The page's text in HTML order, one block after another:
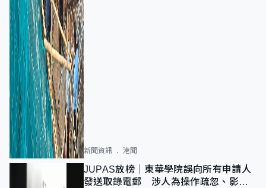
新聞資訊 港聞
JUPAS放榜｜東華學院誤向所有申請人
發送取錄電郵 涉人為操作疏忽、影響